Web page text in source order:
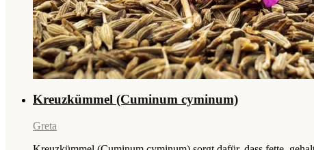
Kreuzkümmel (Cuminum cyminum)
Greta